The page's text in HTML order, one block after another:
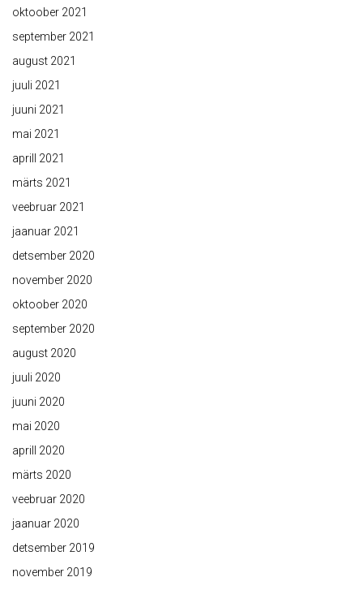
oktoober 2021
september 2021
august 2021
juuli 2021
juuni 2021
mai 2021
aprill 2021
märts 2021
veebruar 2021
jaanuar 2021
detsember 2020
november 2020
oktoober 2020
september 2020
august 2020
juuli 2020
juuni 2020
mai 2020
aprill 2020
märts 2020
veebruar 2020
jaanuar 2020
detsember 2019
november 2019